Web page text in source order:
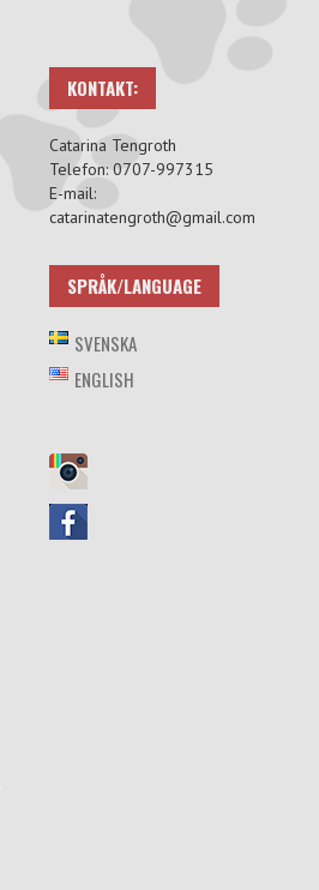
KONTAKT:
Catarina Tengroth
Telefon: 0707-997315
E-mail:
catarinatengroth@gmail.com
SPRÅK/LANGUAGE
SVENSKA
ENGLISH